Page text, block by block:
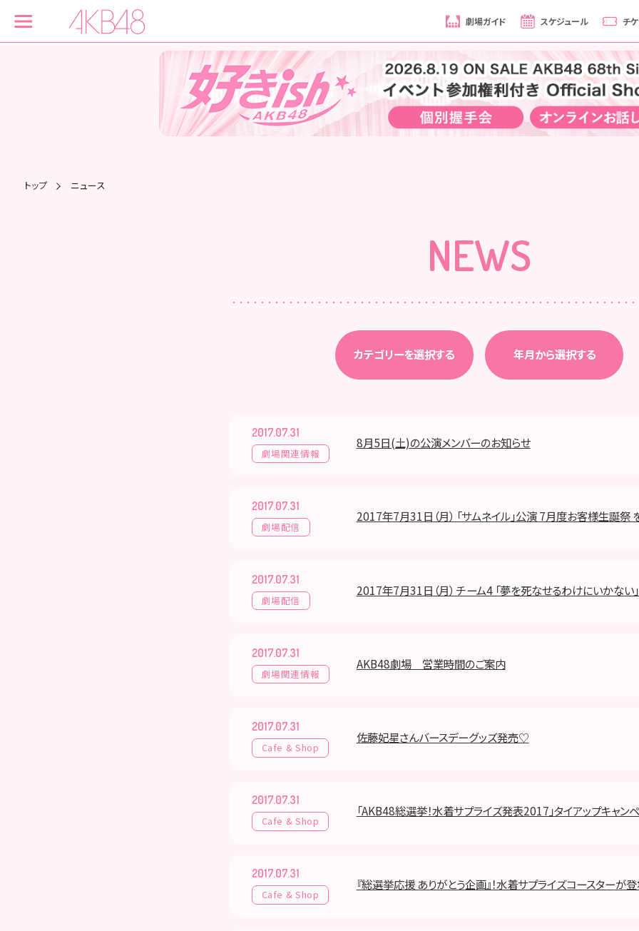
劇場ガイド スケジュール チ
トップ ニュース
NEWS
カテゴリーを選択する 年月から選択する
2017.07.31
劇場関連情報
8月5日(土)の公演メンバーのお知らせ
2017.07.31
劇場配信
2017年7月31日（月） 「サムネイル」公演 7月度お客様生誕祭
2017.07.31
劇場配信
2017年7月31日（月） チーム4 「夢を死なせるわけにいかない
2017.07.31
劇場関連情報
AKB48劇場 営業時間のご案内
2017.07.31
Cafe & Shop
佐藤妃星さんバースデーグッズ発売♡
2017.07.31
Cafe & Shop
「AKB48総選挙！水着サプライズ発表2017」タイアップキャン
2017.07.31
Cafe & Shop
『総選挙応援 ありがとう企画』！水着サプライズコースターが